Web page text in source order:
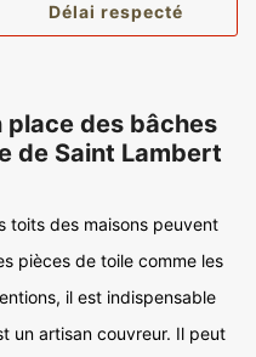
Délai respecté
place des bâches
de Saint Lambert
toits des maisons peuvent
pièces de toile comme les
il est indispensable
un artisan couvreur. Il peut